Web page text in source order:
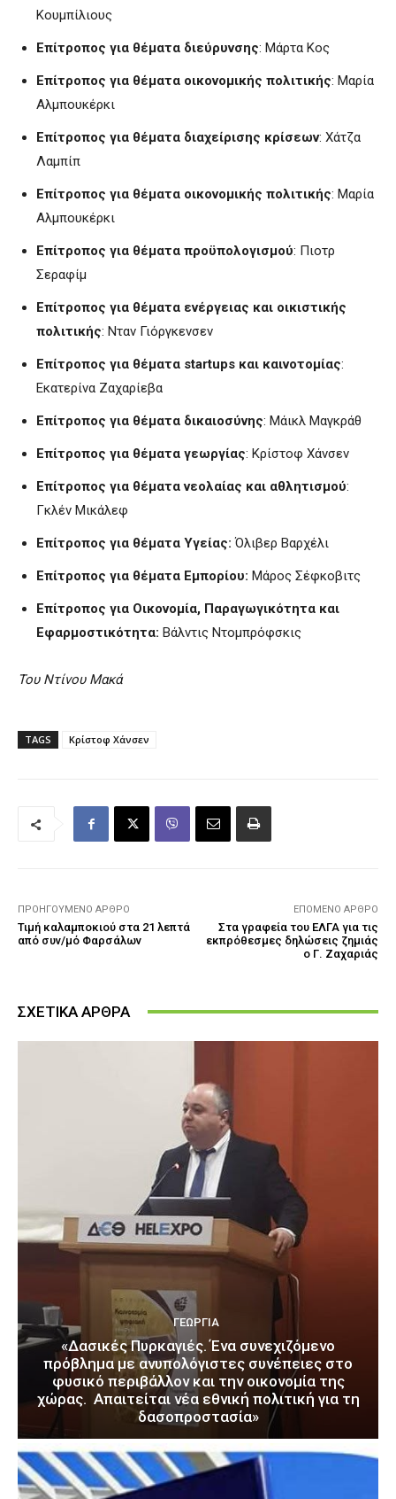
Κουμπίλιους
Επίτροπος για θέματα διεύρυνσης: Μάρτα Κος
Επίτροπος για θέματα οικονομικής πολιτικής: Μαρία
Αλμπουκέρκι
Επίτροπος για θέματα διαχείρισης κρίσεων: Χάτζα
Λαμπίπ
Επίτροπος για θέματα οικονομικής πολιτικής: Μαρία
Αλμπουκέρκι
Επίτροπος για θέματα προϋπολογισμού: Πιοτρ
Σεραφίμ
Επίτροπος για θέματα ενέργειας και οικιστικής
πολιτικής: Νταν Γιόργκενσεν
Επίτροπος για θέματα startups και καινοτομίας:
Εκατερίνα Ζαχαρίεβα
Επίτροπος για θέματα δικαιοσύνης: Μάικλ Μαγκράθ
Επίτροπος για θέματα γεωργίας: Κρίστοφ Χάνσεν
Επίτροπος για θέματα νεολαίας και αθλητισμού:
Γκλέν Μικάλεφ
Επίτροπος για θέματα Υγείας:Όλιβερ Βαρχέλι
Επίτροπος για θέματα Εμπορίου: Μάρος Σέφκοβιτς
Επίτροπος για Οικονομία, Παραγωγικότητα και
Εφαρμοστικότητα: Βάλντις Ντομπρόφσκις
Του Ντίνου Μακά
TAGS Κρίστοφ Χάνσεν
ΠΡΟΗΓΟΎΜΕΝΟ ΆΡΘΡΟ
Τιμή καλαμποκιού στα 21 λεπτά
από συν/μό Φαρσάλων
ΕΠΌΜΕΝΟ ΆΡΘΡΟ
Στα γραφεία του ΕΛΓΑ για τις
εκπρόθεσμες δηλώσεις ζημιάς
ο Γ. Ζαχαριάς
ΣΧΕΤΙΚΑ ΑΡΘΡΑ
ΓΕΩΡΓΊΑ
«Δασικές Πυρκαγιές. Ένα συνεχιζόμενο
πρόβλημα με ανυπολόγιστες συνέπειες στο
φυσικό περιβάλλον και την οικονομία της
χώρας. Απαιτείται νέα εθνική πολιτική για τη
δασοπροστασία»